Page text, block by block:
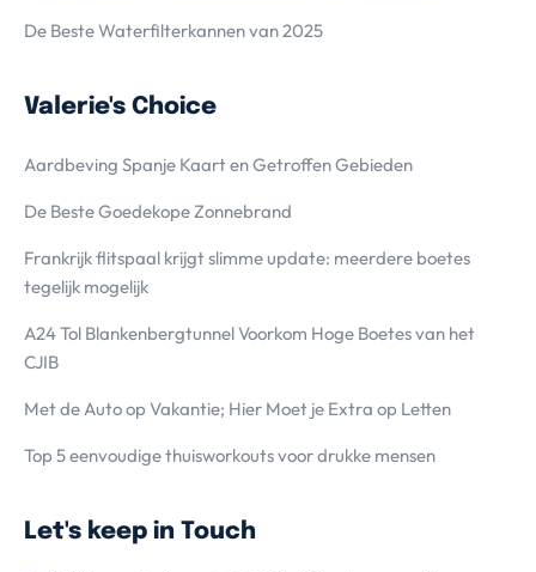
De Beste Waterfilterkannen van 2025
Valerie's Choice
Aardbeving Spanje Kaart en Getroffen Gebieden
De Beste Goedekope Zonnebrand
Frankrijk flitspaal krijgt slimme update: meerdere boetes
tegelijk mogelijk
A24 Tol Blankenbergtunnel Voorkom Hoge Boetes van het
CJIB
Met de Auto op Vakantie; Hier Moet je Extra op Letten
Top 5 eenvoudige thuisworkouts voor drukke mensen
Let's keep in Touch